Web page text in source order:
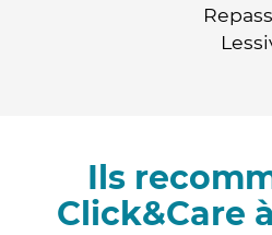
Ils
Click&Care